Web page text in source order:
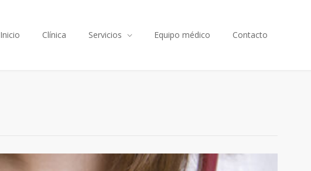
Inicio Clínica Servicios Equipo médico Contacto